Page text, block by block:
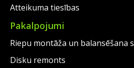
Atteikuma tiesības
Pakalpojumi
Riepu montāža un balansēšana
Disku remonts